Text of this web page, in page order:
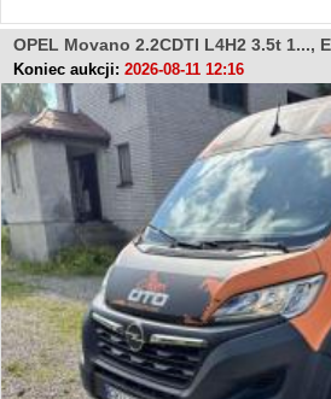
OPEL Movano 2.2CDTI L4H2 3.5t 1...,
Koniec aukcji: 2026-08-11 12:16